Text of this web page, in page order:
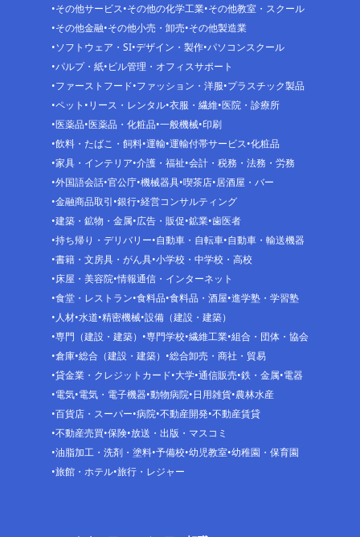
その他サービス その他の化学工業 その他教室・スクール
その他金融 その他小売・卸売 その他製造業
ソフトウェア・SI デザイン・製作 パソコンスクール
パルプ・紙 ビル管理・オフィスサポート
ファーストフード ファッション・洋服 プラスチック製品
ペット リース・レンタル 衣服・繊維 医院・診療所
医薬品 医薬品・化粧品 一般機械 印刷
飲料・たばこ・飼料 運輸 運輸付帯サービス 化粧品
家具・インテリア 介護・福祉 会計・税務・法務・労務
外国語会話 官公庁 機械器具 喫茶店 居酒屋・バー
金融商品取引 銀行 経営コンサルティング
建築・鉱物・金属 広告・販促 鉱業 歯医者
持ち帰り・デリバリー 自動車・自転車 自動車・輸送機器
書籍・文房具・がん具 小学校・中学校・高校
床屋・美容院 情報通信・インターネット
食堂・レストラン 食料品 食料品・酒屋 進学塾・学習塾
人材 水道 精密機械 設備（建設・建築）
専門（建設・建築）
専門学校 繊維工業 組合・団体・協会
倉庫 総合（建設・建築）
総合卸売・商社・貿易
貸金業・クレジットカード 大学 通信販売 鉄・金属 電器
電気 電気・電子機器 動物病院 日用雑貨 農林水産
百貨店・スーパー 病院 不動産開発 不動産賃貸
不動産売買 保険 放送・出版・マスコミ
油脂加工・洗剤・塗料 予備校 幼児教室 幼稚園・保育園
旅館・ホテル 旅行・レジャー